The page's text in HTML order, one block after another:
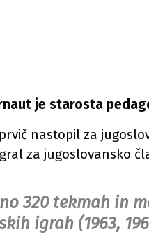
je starosta
prvič nastopil za
igral za jugoslovansko
320 tekmah in
igrah (1963,